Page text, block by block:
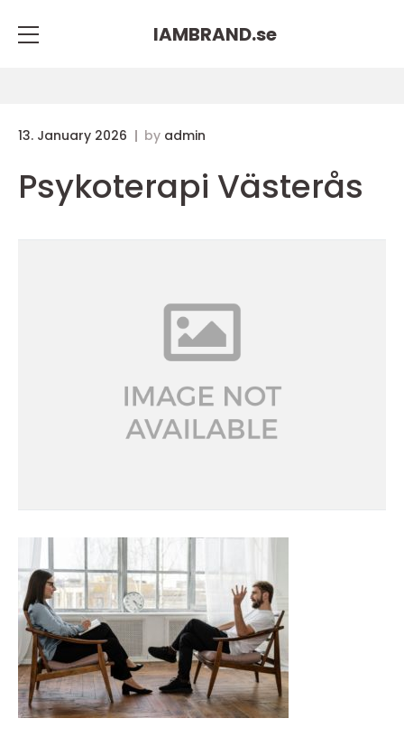
IAMBRAND.se
13. January 2026 by admin
Psykoterapi Västerås